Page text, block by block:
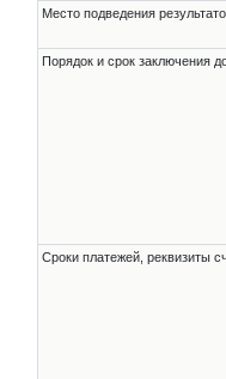
Место подведения
Порядок и срок заключения
Сроки платежей, реквизиты